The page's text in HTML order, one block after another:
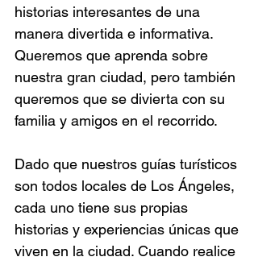
historias interesantes de una
manera divertida e informativa.
Queremos que aprenda sobre
nuestra gran ciudad, pero también
queremos que se divierta con su
familia y amigos en el recorrido.
Dado que nuestros guías turísticos
son todos locales de Los Ángeles,
cada uno tiene sus propias
historias y experiencias únicas que
viven en la ciudad. Cuando realice